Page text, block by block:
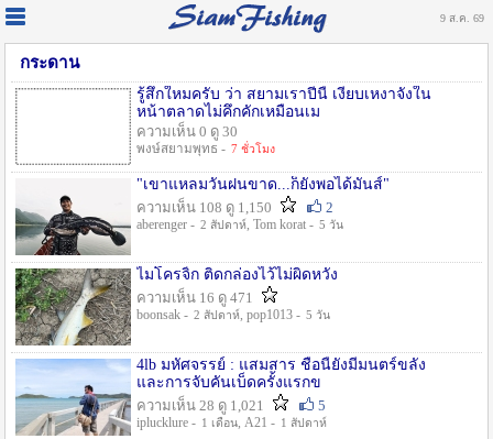
9 ส.ค. 69
กระดาน
รู้สึกใหมครับ ว่า สยามเราปีนี้ เงียบเหงาจังใน
หน้าตลาดไม่คึกคักเหมือนเม
ความเห็น 0 ดู 30
พงษ์สยามพุทธ - 7 ชั่วโมง
"เขาแหลมวันฝนขาด...ก็ยังพอได้มันส์"
ความเห็น 108 ดู 1,150
2
aberenger - 2 สัปดาห์, Tom korat - 5 วัน
ไมโครจิ้ก ติดกล่องไว้ไม่ผิดหวัง
ความเห็น 16 ดู 471
boonsak - 2 สัปดาห์, pop1013 - 5 วัน
4lb มหัศจรรย์ : แสมสาร ชื่อนี้ยังมีมนตร์ขลัง
และการจับคันเบ็ดครั้งแรกข
ความเห็น 28 ดู 1,021
5
iplucklure - 1 เดือน, A21 - 1 สัปดาห์